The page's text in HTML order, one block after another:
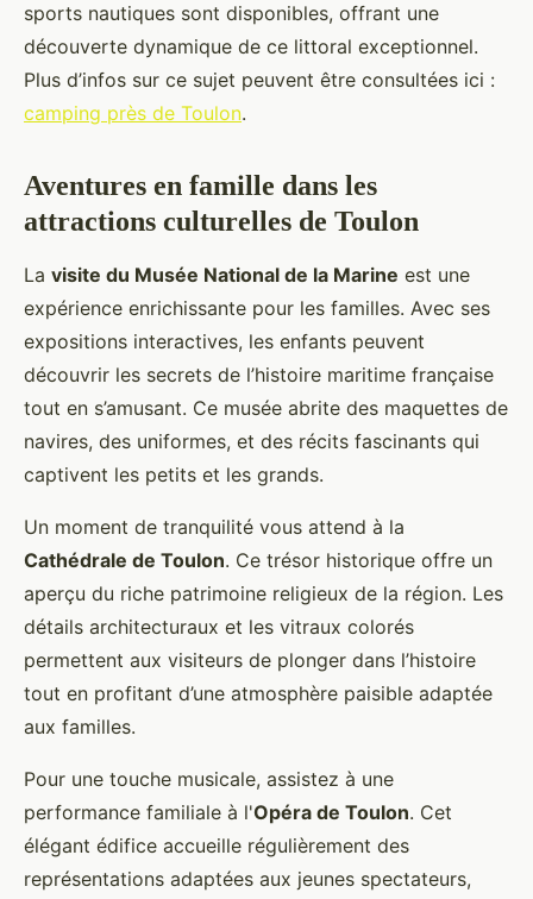
sports nautiques sont disponibles, offrant une
découverte dynamique de ce littoral exceptionnel.
Plus d’infos sur ce sujet peuvent être consultées ici :
camping près de Toulon.
Aventures en famille dans les
attractions culturelles de Toulon
La visite du Musée National de la Marine est une
expérience enrichissante pour les familles. Avec ses
expositions interactives, les enfants peuvent
découvrir les secrets de l’histoire maritime française
tout en s’amusant. Ce musée abrite des maquettes de
navires, des uniformes, et des récits fascinants qui
captivent les petits et les grands.
Un moment de tranquilité vous attend à la
Cathédrale de Toulon. Ce trésor historique offre un
aperçu du riche patrimoine religieux de la région. Les
détails architecturaux et les vitraux colorés
permettent aux visiteurs de plonger dans l’histoire
tout en profitant d’une atmosphère paisible adaptée
aux familles.
Pour une touche musicale, assistez à une
performance familiale à l'Opéra de Toulon. Cet
élégant édifice accueille régulièrement des
représentations adaptées aux jeunes spectateurs,